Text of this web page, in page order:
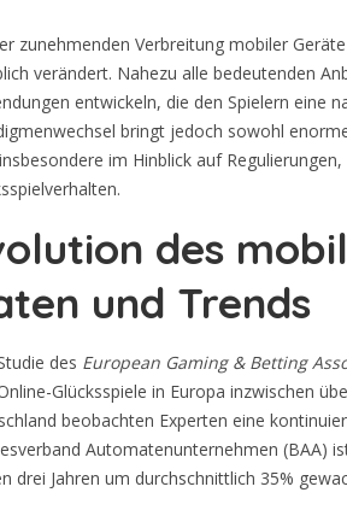
zunehmenden Verbreitung mobiler
verändert. Nahezu alle bedeutenden
entwickeln, die den Spielern eine
bringt jedoch sowohl
im Hinblick auf
des
und Trends
des European Gaming & Betting
Glücksspiele in Europa inzwischen
beobachten Experten eine
Automatenunternehmen (BAA)
drei Jahren um durchschnittlich 35%